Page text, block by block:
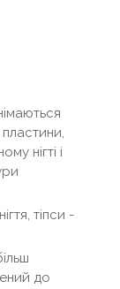
нігті і
тіпси -
до